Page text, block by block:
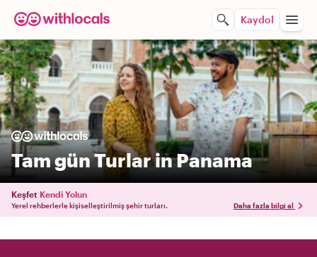
Kaydol
Tam gün Turlar in Panama
Keşfet Kendi Yolun
Yerel rehberlerle kişiselleştirilmiş şehir turları. Daha fazla bilgi al